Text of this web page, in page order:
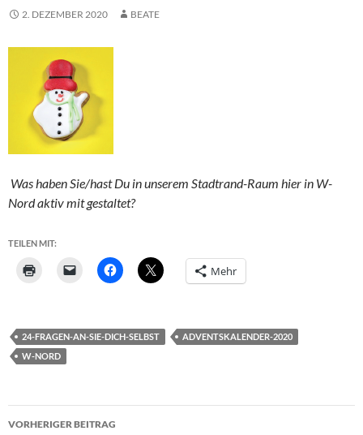
2. DEZEMBER 2020 BEATE
Was haben Sie/hast Du in unserem Stadtrand-Raum hier in W-
Nord aktiv mit gestaltet?
TEILEN MIT:
Mehr
24-FRAGEN-AN-SIE-DICH-SELBST
ADVENTSKALENDER-2020
W-NORD
Beitragsnavigation
VORHERIGER BEITRAG